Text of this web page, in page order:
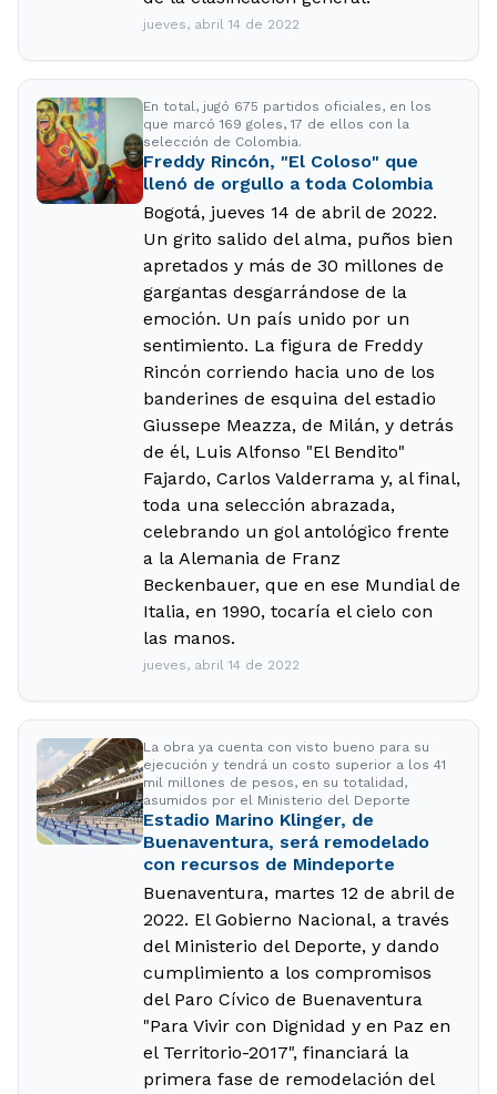
jueves, abril 14 de 2022
En total, jugó 675 partidos oficiales, en los
que marcó 169 goles, 17 de ellos con la
selección de Colombia.
Freddy Rincón, "El Coloso" que
llenó de orgullo a toda Colombia
Bogotá, jueves 14 de abril de 2022.
Un grito salido del alma, puños bien
apretados y más de 30 millones de
gargantas desgarrándose de la
emoción. Un país unido por un
sentimiento. La figura de Freddy
Rincón corriendo hacia uno de los
banderines de esquina del estadio
Giussepe Meazza, de Milán, y detrás
de él, Luis Alfonso "El Bendito"
Fajardo, Carlos Valderrama y, al final,
toda una selección abrazada,
celebrando un gol antológico frente
a la Alemania de Franz
Beckenbauer, que en ese Mundial de
Italia, en 1990, tocaría el cielo con
las manos.
jueves, abril 14 de 2022
La obra ya cuenta con visto bueno para su
ejecución y tendrá un costo superior a los 41
mil millones de pesos, en su totalidad,
asumidos por el Ministerio del Deporte
Estadio Marino Klinger, de
Buenaventura, será remodelado
con recursos de Mindeporte
Buenaventura, martes 12 de abril de
2022. El Gobierno Nacional, a través
del Ministerio del Deporte, y dando
cumplimiento a los compromisos
del Paro Cívico de Buenaventura
"Para Vivir con Dignidad y en Paz en
el Territorio-2017", financiará la
primera fase de remodelación del